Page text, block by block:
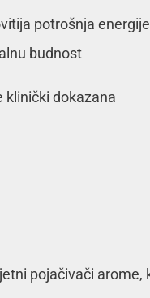
potrošnja energije
budnost
klinički dokazana
pojačivači